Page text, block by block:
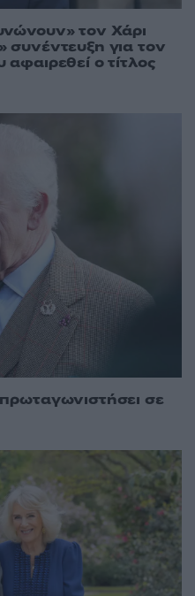
τον Χάρι
συνέντευξη για τον
ο τίτλος
σε